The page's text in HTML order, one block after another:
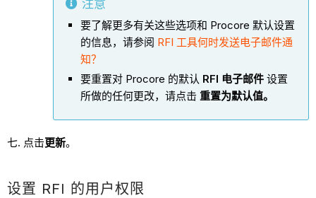
注意
要了解更多有关这些选项和 Procore 默认设置
的信息，请参阅 RFI 工具何时发送电子邮件通
知？
要重置对 Procore 的默认 RFI 电子邮件设置
所做的任何更改，请点击 重置为默认值。
点击更新。
设置 RFI 的用户权限